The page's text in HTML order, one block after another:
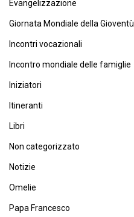
Evangelizzazione
Giornata Mondiale della Gioventù
Incontri vocazionali
Incontro mondiale delle famiglie
Iniziatori
Itineranti
Libri
Non categorizzato
Notizie
Omelie
Papa Francesco